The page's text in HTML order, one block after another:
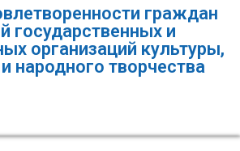
граждан
государственных и
организаций культуры,
народного творчества